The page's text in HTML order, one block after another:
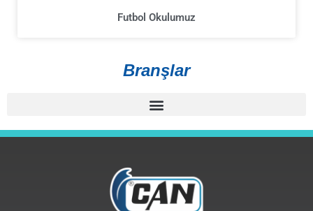
Futbol Okulumuz
Branşlar